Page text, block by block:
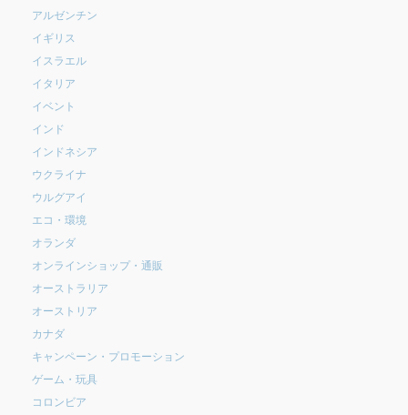
アルゼンチン
イギリス
イスラエル
イタリア
イベント
インド
インドネシア
ウクライナ
ウルグアイ
エコ・環境
オランダ
オンラインショップ・通販
オーストラリア
オーストリア
カナダ
キャンペーン・プロモーション
ゲーム・玩具
コロンビア